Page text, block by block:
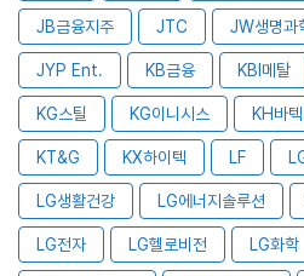
JB금융지주 JTC JW생명과
JYP Ent. KB금융 KBI메탈
KG스틸 KG이니시스 KH바텍
KT&G KX하이텍 LF
LG생활건강 LG에너지솔루션
LG전자 LG헬로비전 LG화학